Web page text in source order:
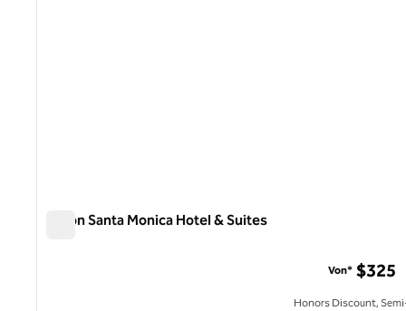
Hilton Santa Monica Hotel & Suites
Von* $325
Honors Discount,